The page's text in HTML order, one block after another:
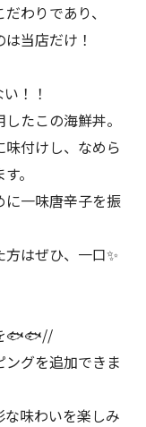
わりであり、
当店だけ！
！！
たこの海鮮丼。
付けし、なめら
。
に一味唐辛子を振
はぜひ、一口✨
🐟🐟//
グを追加できま
味わいを楽しみ